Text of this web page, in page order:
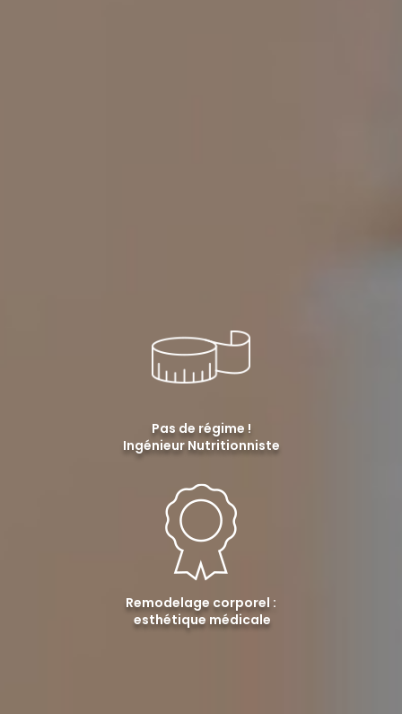
Pas de régime !
Ingénieur Nutritionniste
Remodelage corporel :
esthétique médicale